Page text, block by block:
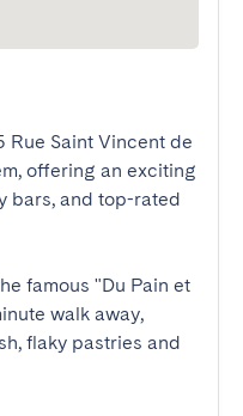
Rue Saint Vincent de
offering an exciting
bars, and top-rated
famous "Du Pain et
walk away,
flaky pastries and